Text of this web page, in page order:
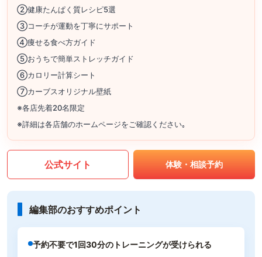
②健康たんぱく質レシピ5選
③コーチが運動を丁寧にサポート
④痩せる食べ方ガイド
⑤おうちで簡単ストレッチガイド
⑥カロリー計算シート
⑦カーブスオリジナル壁紙
※各店先着20名限定
※詳細は各店舗のホームページをご確認ください｡
公式サイト 体験・相談予約
編集部のおすすめポイント
予約不要で1回30分のトレーニングが受けられる